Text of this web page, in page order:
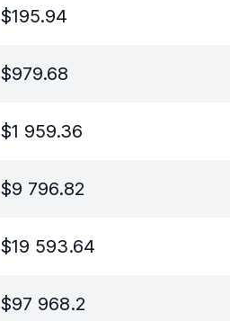
$195.94
$979.68
$1 959.36
$9 796.82
$19 593.64
$97 968.2